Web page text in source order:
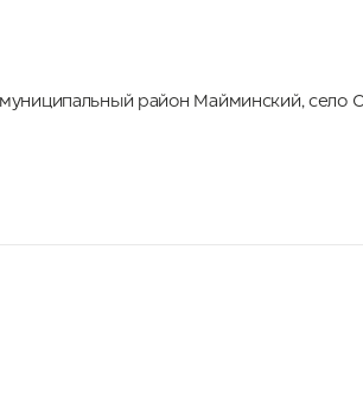
муниципальный район Майминский ,село